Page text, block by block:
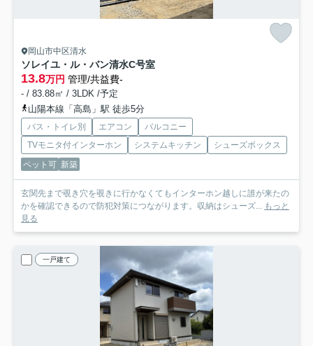
岡山市中区清水
ソレイユ・ル・バン清水C号室
13.8万円 管理/共益費-
- / 83.88㎡ / 3LDK /予定
山陽本線「高島」駅 徒歩5分
バス・トイレ別 エアコン
バルコニー
TVモニタ付インターホン
システムキッチン
シューズボックス
ペット可 新築
玄関先まで覗き穴を覗きに行かなくてもインターホン越しに誰が来たの
かを確認できるので防犯対策につながります。収納はシューズ... もっと
見る
一戸建て